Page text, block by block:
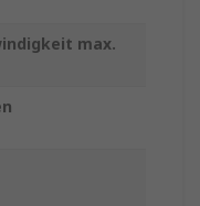
max.